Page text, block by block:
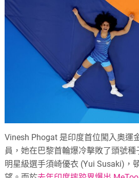
Vinesh Phogat 是印度首位闖入奧運
員，她在巴黎首輪爆冷擊敗了頭號
明星級選手須崎優衣 (Yui Susaki)，